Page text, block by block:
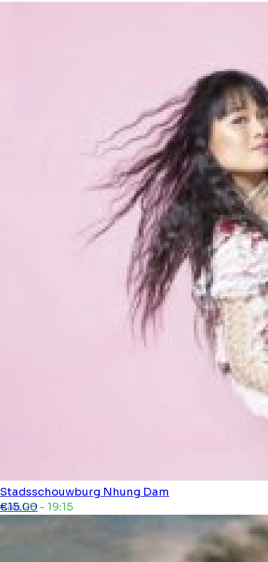
Stadsschouwburg Nhung Dam
Jan 28 - 19:15
€15.00